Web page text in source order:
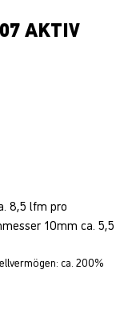
AKTIV
8,5 lfm pro
10mm ca. 5,5
ca. 200%